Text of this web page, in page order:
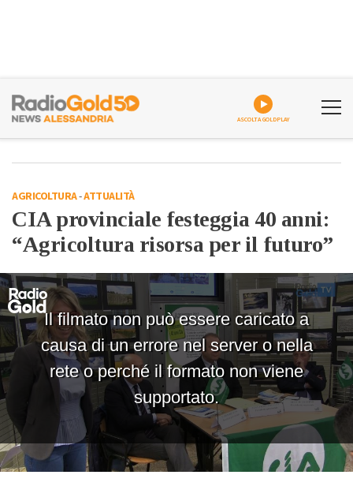
ASCOLTA GOLDPLAY
AGRICOLTURA-ATTUALITÀ
CIA provinciale festeggia 40 anni:
“Agricoltura risorsa per il futuro”